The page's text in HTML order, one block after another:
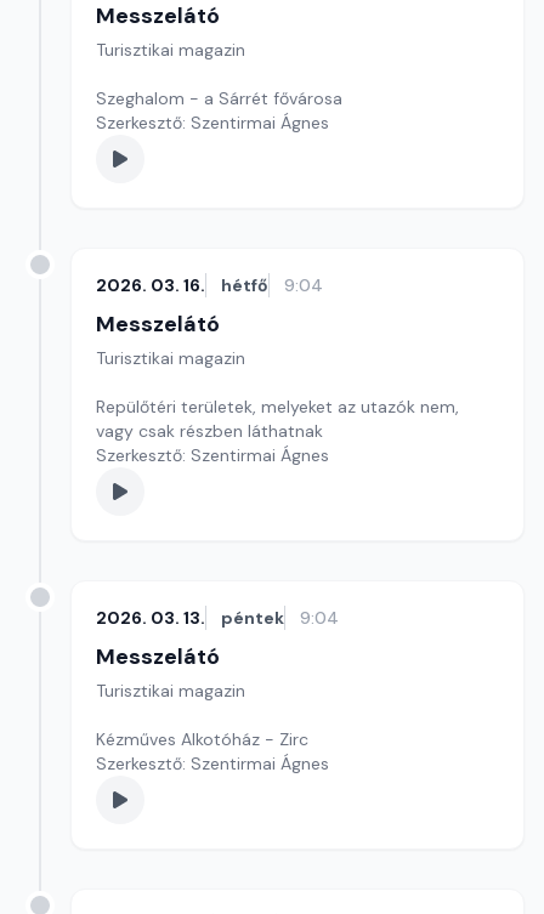
Messzelátó
Turisztikai magazin
Szeghalom - a Sárrét fővárosa
Szerkesztő: Szentirmai Ágnes
2026. 03. 16. hétfő 9:04
Messzelátó
Turisztikai magazin
Repülőtéri területek, melyeket az utazók nem,
vagy csak részben láthatnak
Szerkesztő: Szentirmai Ágnes
2026. 03. 13. péntek 9:04
Messzelátó
Turisztikai magazin
Kézműves Alkotóház - Zirc
Szerkesztő: Szentirmai Ágnes